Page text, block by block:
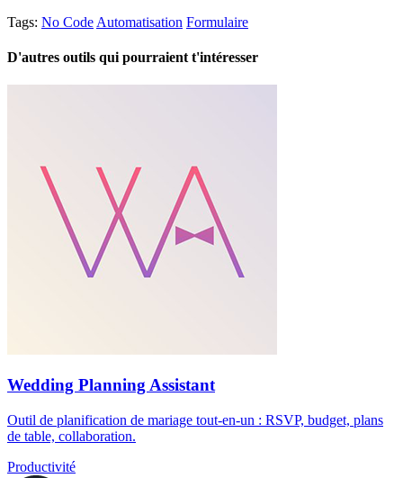
Tags: No Code Automatisation Formulaire
D'autres outils qui pourraient t'intéresser
Wedding Planning Assistant
Outil de planification de mariage tout-en-un : RSVP, budget, plans
de table, collaboration.
Productivité